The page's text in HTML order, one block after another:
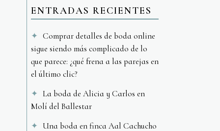
ENTRADAS RECIENTES
Comprar detalles de boda online
sigue siendo más complicado de lo
que parece: ¿qué frena a las parejas en
el último clic?
La boda de Alicia y Carlos en
Molí del Ballestar
Una boda en finca Aal Cachucho